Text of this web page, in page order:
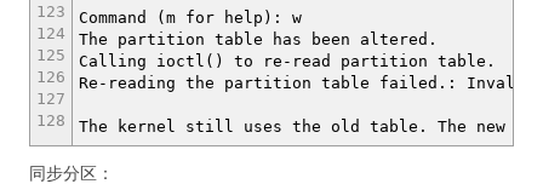
123
124
125
126
127
128
Command (m for help): w
The partition table has been altered.
Calling ioctl() to re-read partition table.
Re-reading the partition table failed.: Invalid
The kernel still uses the old table. The new
同步分区：